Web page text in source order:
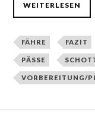
WEITERLESEN
FÄHRE FAZIT
PÄSSE
VORBEREITUNG/